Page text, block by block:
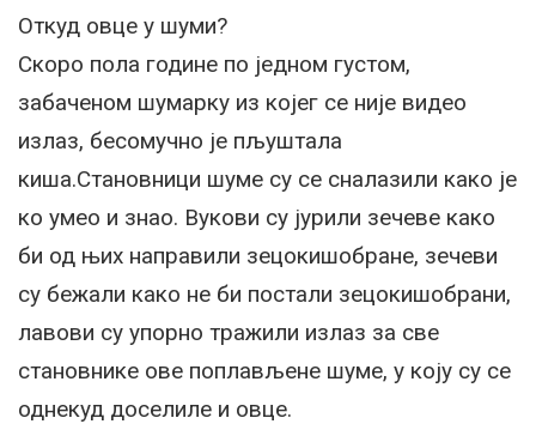
Откуд овце у шуми?
Скоро пола године по једном густом,
забаченом шумарку из којег се није видео
излаз, бесомучно је пљуштала
киша.Становници шуме су се сналазили како је
ко умео и знао. Вукови су јурили зечеве како
би од њих направили зецокишобране, зечеви
су бежали како не би постали зецокишобрани,
лавови су упорно тражили излаз за све
становнике ове поплављене шуме, у коју су се
однекуд доселиле и овце.